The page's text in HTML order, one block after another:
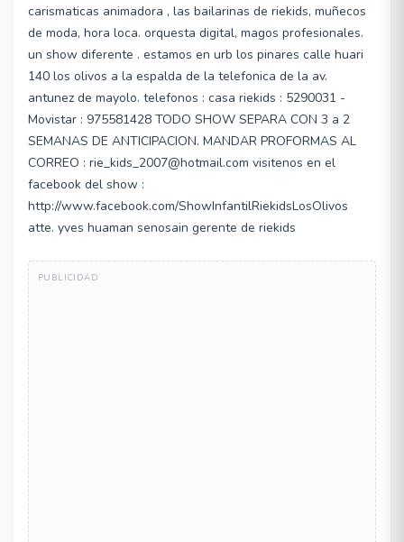
carismaticas animadora , las bailarinas de riekids, muñecos
de moda, hora loca. orquesta digital, magos profesionales.
un show diferente . estamos en urb los pinares calle huari
140 los olivos a la espalda de la telefonica de la av.
antunez de mayolo. telefonos : casa riekids : 5290031 -
Movistar : 975581428 TODO SHOW SEPARA CON 3 a 2
SEMANAS DE ANTICIPACION. MANDAR PROFORMAS AL
CORREO : rie_kids_2007@hotmail.com visitenos en el
facebook del show :
http://www.facebook.com/ShowInfantilRiekidsLosOlivos
atte. yves huaman senosain gerente de riekids